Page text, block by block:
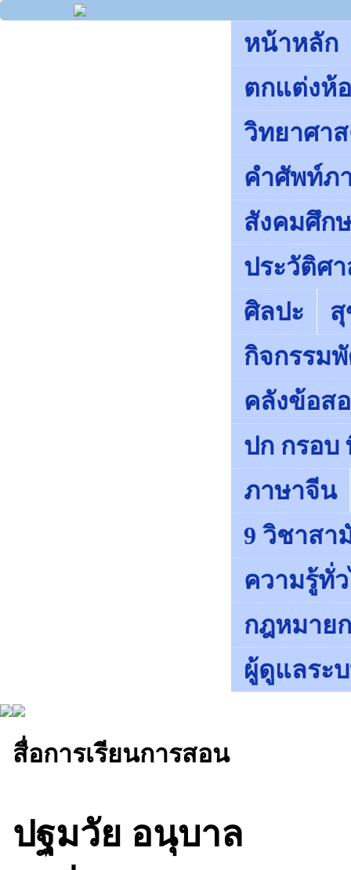
หน้าหลัก
ตกแต่งห้
วิทยาศา
คำศัพท์ภ
สังคมศึก
ประวัติศ
ศิลปะ
กิจกรรม
คลังข้อส
ปก กรอบ
ภาษาจีน
9 วิชาสา
ความรู้ทั่
กฎหมาย
ผู้ดูแลระ
สื่อการเรียนการสอน
ปฐมวัย อนุบาล